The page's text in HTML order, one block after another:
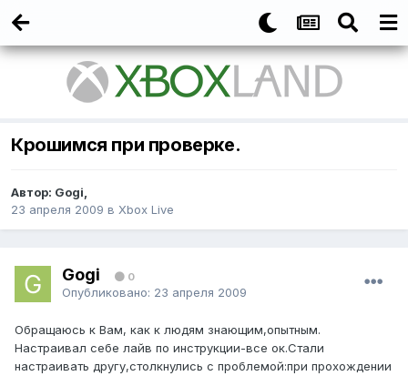
Крошимся при проверке.
Автор: Gogi,
23 апреля 2009 в Xbox Live
Gogi 0
Опубликовано: 23 апреля 2009
Обращаюсь к Вам, как к людям знающим,опытным.
Настраивал себе лайв по инструкции-все ок.Стали
настраивать другу,столкнулись с проблемой:при прохождении